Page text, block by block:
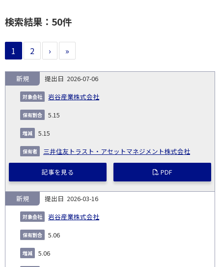
検索結果：50件
1 2 › »
NO.
告
義
務
発
生
日
提
日
証券
対
2026-07-06
岩谷産業株式会社
新規
5.15
5.15
三井住友トラスト・アセットマネジメント株式会社
記事を見る PDF
2026-03-16
岩谷産業株式会社
新規
5.06
5.06